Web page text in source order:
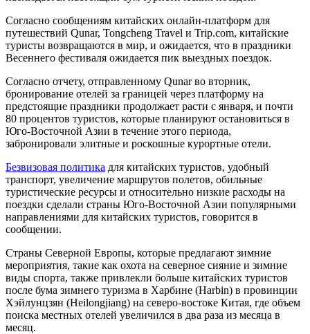
Согласно сообщениям китайских онлайн-платформ для
путешествий Qunar, Tongcheng Travel и Trip.com, китайские
туристы возвращаются в мир, и ожидается, что в праздники
Весеннего фестиваля ожидается пик выездных поездок.
Согласно отчету, отправленному Qunar во вторник,
бронирование отелей за границей через платформу на
предстоящие праздники продолжает расти с января, и почти
80 процентов туристов, которые планируют остановиться в
Юго-Восточной Азии в течение этого периода,
забронировали элитные и роскошные курортные отели.
Безвизовая политика для китайских туристов, удобный
транспорт, увеличение маршрутов полетов, обильные
туристические ресурсы и относительно низкие расходы на
поездки сделали страны Юго-Восточной Азии популярными
направлениями для китайских туристов, говорится в
сообщении.
Страны Северной Европы, которые предлагают зимние
мероприятия, такие как охота на северное сияние и зимние
виды спорта, также привлекли больше китайских туристов
после бума зимнего туризма в Харбине (Harbin) в провинции
Хэйлунцзян (Heilongjiang) на северо-востоке Китая, где объем
поиска местных отелей увеличился в два раза из месяца в
месяц.